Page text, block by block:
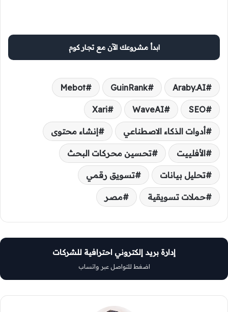
ابدأ مشروعك الآن مع تجار كوم
Araby.AI
GuinRank
Mebot
SEO
WaveAI
Xari
أدوات الذكاء الاصطناعي إنشاء محتوى
الأفلييت تحسين محركات البحث
تحليل بيانات تسويق رقمي
حملات تسويقية مصر
إدارة بريد إلكتروني احترافية للشركات
اضغط للتواصل عبر واتساب